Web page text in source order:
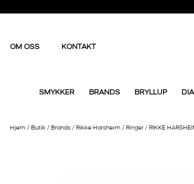
OM OSS KONTAKT
SMYKKER BRANDS BRYLLUP
Hjem / Butik / Brands / Rikke Harsheim / Ringer / RIKKE